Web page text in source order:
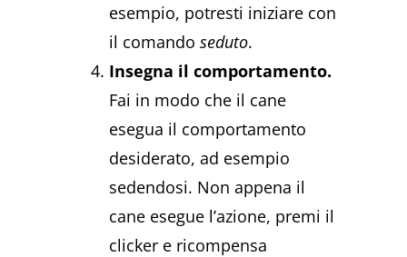
esempio, potresti iniziare con
il comandoseduto.
Insegna il comportamento.
Fai in modo che il cane
esegua il comportamento
desiderato, ad esempio
sedendosi. Non appena il
cane esegue l’azione, premi il
clicker e ricompensa